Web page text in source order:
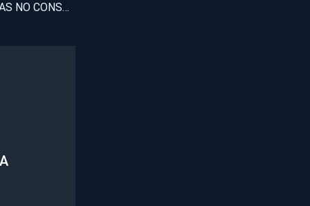
ITAPAJÉ: MUDANÇAS NO CONSELHO TUTELAR